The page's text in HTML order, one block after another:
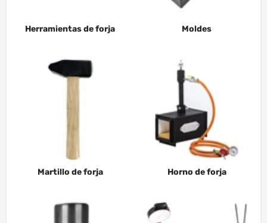
Herramientas de forja Moldes
Martillo de forja Horno de forja